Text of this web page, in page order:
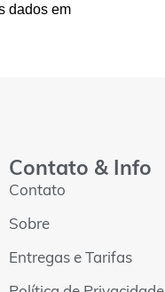
dados em
Contato & Info
Contato
Sobre
Entregas e Tarifas